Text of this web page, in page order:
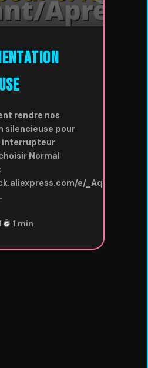
rendre nos
silencieuse pour
Normal
e/
1 min